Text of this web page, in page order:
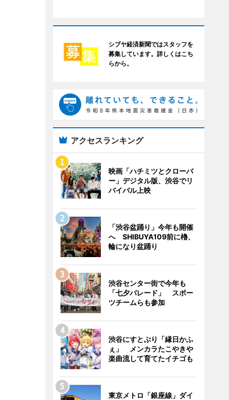
シブヤ経済新聞ではスタッフを
募集しています。詳しくはこち
らから。
アクセスランキング
映画「ハチミツとクローバ
ー」デジタル版、渋谷でリ
バイバル上映
「渋谷盆踊り」今年も開催
へ SHIBUYA109前に櫓、
輪になり盆踊り
渋谷センター街で今年も
「七夕パレード」 スポー
ツチームらも参加
渋谷にすとぷり「縁日かふ
ぇ」 メンカラたこやきや
楽曲流して育てたイチゴも
東京メトロ「銀座線」ダイ